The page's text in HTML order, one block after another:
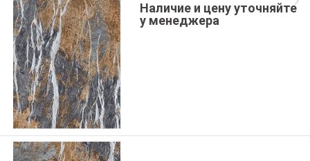
Наличие и цену уточняйте
у менеджера